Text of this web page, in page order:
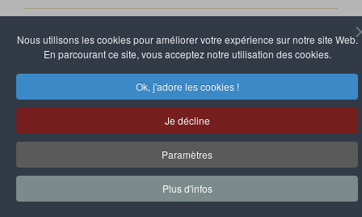
Nous utilisons les cookies pour améliorer votre expérience sur notre site Web.
En parcourant ce site, vous acceptez notre utilisation des cookies.
Ok, j'adore les cookies !
Je décline
Paramètres
Plus d'infos
5 Juin 2015
Clics : 3720
Brasil !
Bienvenue à São
106e convention